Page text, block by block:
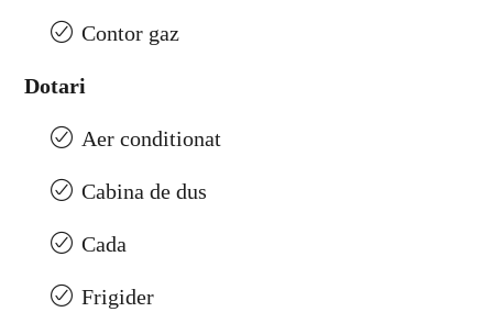
Contor gaz
Dotari
Aer conditionat
Cabina de dus
Cada
Frigider